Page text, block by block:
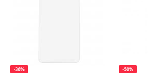
-36% -50%